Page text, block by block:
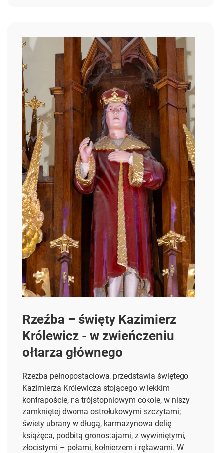
Rzeźba – święty Kazimierz
Królewicz - w zwieńczeniu
ołtarza głównego
Rzeźba pełnopostaciowa, przedstawia świętego
Kazimierza Królewicza stojącego w lekkim
kontrapoście, na trójstopniowym cokole, w niszy
zamkniętej dwoma ostrołukowymi szczytami;
świety ubrany w długą, karmazynowa delię
książęca, podbitą gronostajami, z wywiniętymi,
złocistymi – połami, kołnierzem i rękawami. W